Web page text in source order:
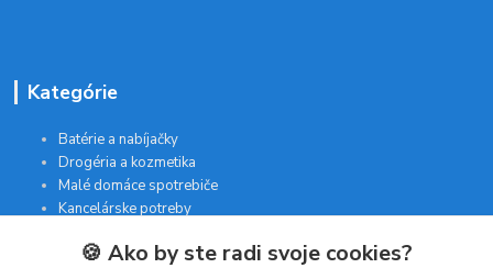
Kategórie
Batérie a nabíjačky
Drogéria a kozmetika
Malé domáce spotrebiče
Kancelárske potreby
🍪 Ako by ste radi svoje cookies?